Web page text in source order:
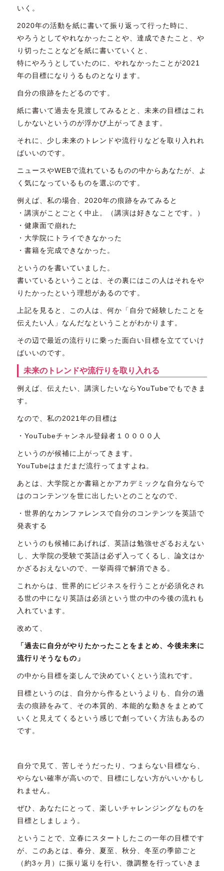
いく。
2020年の活動を紙に書いて振り返って行った時に、
やろうとしてやれなかったことや、達成できたこと、や
り切ったことなどを紙に書いていくと、
特にやろうとしていたのに、やれなかったことが2021
年の目標になりうるものとなります。
自分の痕跡をたどるのです。
紙に書いて過去を見渡してみるとと、未来の目標はこれ
しかないというのが浮かび上がってきます。
それに、少し未来のトレンドや流行りなどを取り入れれ
ばいいのです。
ニュースやWEBで流れているものの中からあなたが、よ
く気になっているものを選ぶのです。
例えば、私の場合、2020年の痕跡をみてみると
・講演がことごとく中止。（講演は好きなことです。）
・健康面で崩れた
・大学院にトライできなかった
・書籍を完成できなかった。
というのを書いていました。
書いているということは、その裏にはこの人はそれをや
りたかったという理想があるのです。
上記を見ると、この人は、何か「自分で経験したことを
伝えたい人」なんだなということがわかります。
その辺で最近の流行りに乗った面白い目標を立てていけ
ばいいのです。
未来のトレンドや流行りを取り入れる
例えば、伝えたい、講演したいならYouTubeでもできま
す。
なので、私の2021年の目標は
・YouTubeチャンネル登録者１００００人
というのが候補に上がってきます。
YouTubeはまだまだ流行ってますよね。
あとは、大学院とか書籍とかアカデミックな自分ならで
はのコンテンツを世に出したいとのことなので、
・世界的なカンファレンスで自分のコンテンツを英語で
発表する
というのも候補にあげれば、英語は勉強せざるおえない
し、大学院の受験で英語は必ず入ってくるし、論文はか
かざるおえないので、一挙両得で解消できる。
これからは、世界的にビジネスを行うことが必須化され
る世の中になり英語は必須という世の中の今後の流れも
入れています。
改めて、
「過去に自分がやりたかったことをまとめ、今後未来に
流行りそうなもの」
の中から目標を楽しんで決めていくという流れです。
目標というのは、自分から作るというよりも、自分の過
去の痕跡をみて、その本質的、本能的な動きをまとめて
いくと見えてくるという感じで創っていく方法もあるの
です。
自分で見て、苦しそうだったり、つまらない目標なら、
やらない確率が高いので、目標にしない方がいいかもし
れません。
ぜひ、あなたにとって、楽しいチャレンジングなものを
目標としましょう。
ということで、立春にスタートしたこの一年の目標です
が、このあとは、春分、夏至、秋分、冬至の季節ごと
（約3ヶ月）に振り返りを行い、微調整を行っていきま